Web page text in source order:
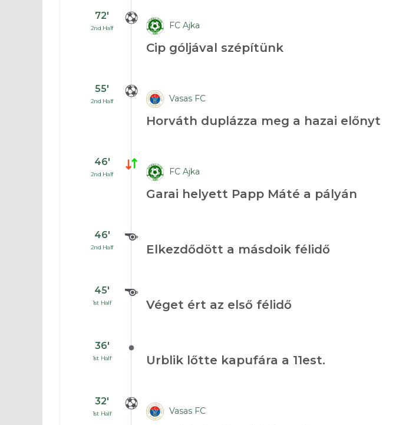
72′
2nd Half FC Ajka
Cip góljával szépítünk
55′
2nd Half Vasas FC
Horváth duplázza meg a hazai előnyt
46′
2nd Half FC Ajka
Garai helyett Papp Máté a pályán
46′
2nd Half Elkezdődött a másdoik félidő
45′
1st Half Véget ért az első félidő
36′
1st Half Urblik lőtte kapufára a 11est.
32′
1st Half Vasas FC